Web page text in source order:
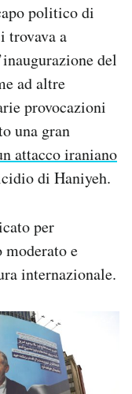
politico di
trovava a
del
ad altre
provocazioni
una gran
attacco iraniano
di Haniyeh.
per
moderato e
internazionale.